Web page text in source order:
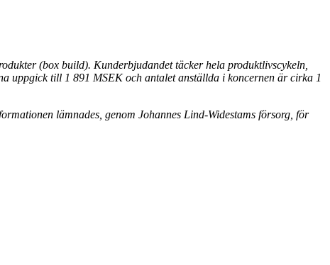
(box build). Kunderbjudandet täcker hela produktlivscykeln,
uppgick till 1 891 MSEK och antalet anställda i koncernen är cirka 1
lämnades, genom Johannes Lind-Widestams försorg, för